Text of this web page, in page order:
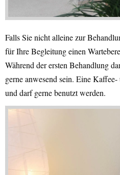
Falls Sie nicht alleine zur
für Ihre Begleitung einen
Während der ersten Behandlung
gerne anwesend sein. Eine
und darf gerne benutzt werden.